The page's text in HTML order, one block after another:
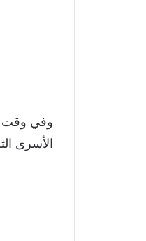
وفي وقت
الأسرى